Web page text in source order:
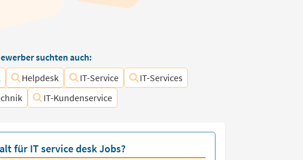
suchten auch:
Helpdesk IT-Service
IT-Services
IT-Kundenservice
für IT service desk Jobs?